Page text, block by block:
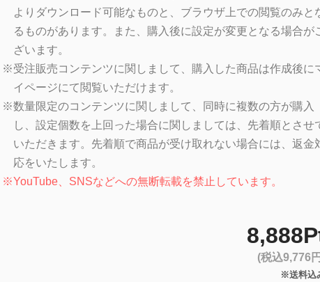
よりダウンロード可能なものと、ブラウザ上での閲覧のみと
るものがあります。また、購入後に設定が変更となる場合が
ざいます。
※受注販売コンテンツに関しまして、購入した商品は作成後に
イページにて閲覧いただけます。
※数量限定のコンテンツに関しまして、同時に複数の方が購入
し、設定個数を上回った場合に関しましては、先着順とさせ
いただきます。先着順で商品が受け取れない場合には、返金
応をいたします。
※YouTube、SNSなどへの無断転載を禁止しています。
(税込9,776
※送料込